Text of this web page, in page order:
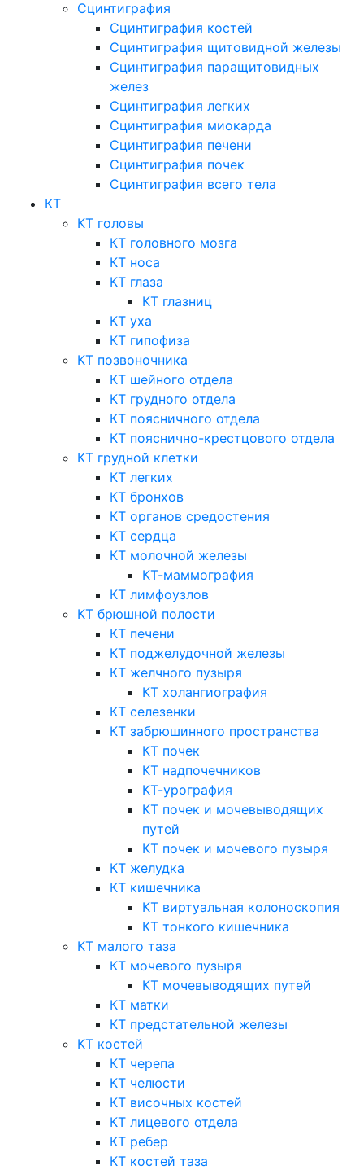
Сцинтиграфия
Сцинтиграфия костей
Сцинтиграфия щитовидной железы
Сцинтиграфия паращитовидных
желез
Сцинтиграфия легких
Сцинтиграфия миокарда
Сцинтиграфия печени
Сцинтиграфия почек
Сцинтиграфия всего тела
КТ
КТ головы
КТ головного мозга
КТ носа
КТ глаза
КТ глазниц
КТ уха
КТ гипофиза
КТ позвоночника
КТ шейного отдела
КТ грудного отдела
КТ поясничного отдела
КТ пояснично-крестцового отдела
КТ грудной клетки
КТ легких
КТ бронхов
КТ органов средостения
КТ сердца
КТ молочной железы
КТ-маммография
КТ лимфоузлов
КТ брюшной полости
КТ печени
КТ поджелудочной железы
КТ желчного пузыря
КТ холангиография
КТ селезенки
КТ забрюшинного пространства
КТ почек
КТ надпочечников
КТ-урография
КТ почек и мочевыводящих
путей
КТ почек и мочевого пузыря
КТ желудка
КТ кишечника
КТ виртуальная колоноскопия
КТ тонкого кишечника
КТ малого таза
КТ мочевого пузыря
КТ мочевыводящих путей
КТ матки
КТ предстательной железы
КТ костей
КТ черепа
КТ челюсти
КТ височных костей
КТ лицевого отдела
КТ ребер
КТ костей таза